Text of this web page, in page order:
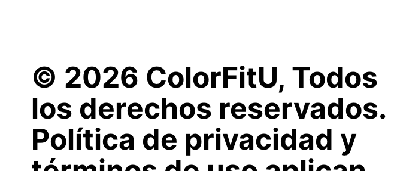
© 2026 ColorFitU, Todos
los derechos reservados.
Política de privacidad y